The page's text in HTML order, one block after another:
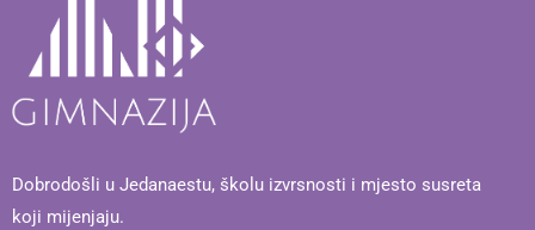
Dobrodošli u Jedanaestu, školu izvrsnosti i mjesto susreta
koji mijenjaju.